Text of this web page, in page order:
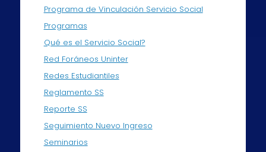
Programa de Vinculación Servicio Social
Programas
Qué es el Servicio Social?
Red Foráneos Uninter
Redes Estudiantiles
Reglamento SS
Reporte SS
Seguimiento Nuevo Ingreso
Seminarios